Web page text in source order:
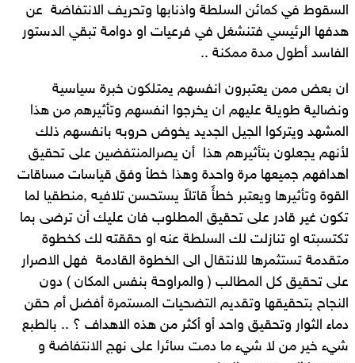
السقوط في كمائن السلطة واذنابها وتحريف الانتفاضة عن
هدفها الرئيسي فتنشغل في فرعيات او دوامة تبقي الدستور
الفاسد أطول مدة ممكنة ..
ان بعض ممن يعتبرون انفسهم يمتلكون خبرة سياسية
ونضالية طويلة عليهم ان يخرجوا انفسهم وتأثيرهم من هذا
المشهد ويتركوا الجيل الجديد يخوض حروبه بانفسهم ذلك
لأنهم يجعلون بتأثيرهم هذا أن يصرالمنتفضين على تحقيق
اهدافهم جميعها مرة واحدة وهذا خطأ وفق قياسات مساقات
القوة وتأثيرها ويعتبر خطأً قاتلاً يستحسن تلافيه ,منطقيا لما
تكون غير قادر على تحقيق المطلوب فان عليك أن ترضى بما
تكتسبته او تنازلت لك السلطة عنه او حققته لك كخطوة
متقدمة تستثمرها للانتقال الى الخطوة القادمة فهل الاصرار
على تحقيق كل المطالب ( والمراوحة بنفس المكان ) دون
النجاح بتحقيقها وتقديم التضحيات المستمرة أفضل أم حقن
دماء الثوار وتحقيق واحد أو أكثر من هذه الاهداف ؟ .. بالطبع
شيء خير من لا شيء ما دمت سائرا على نهج الانتفاضة و